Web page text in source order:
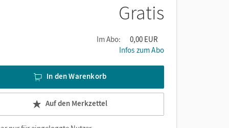
Gratis
Im Abo:
0,00 EUR
Infos zum Abo
In den Warenkorb
Auf den Merkzettel